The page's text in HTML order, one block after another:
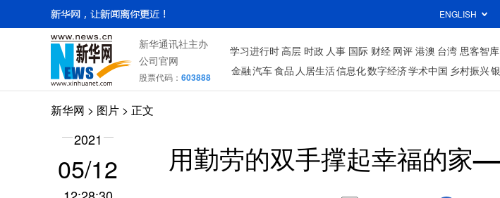
ENGLISH
新华通讯社主办
公司官网
股票代码： 603888
学习进行时高层 时政 人事 国际 财经 网评 港澳 台湾 思客智库
金融汽车食品 人居生活信息化数字经济学术中国 乡村振兴
新华网 > 图片 > 正文
2021
05/12 用勤劳的双手撑起幸福的家